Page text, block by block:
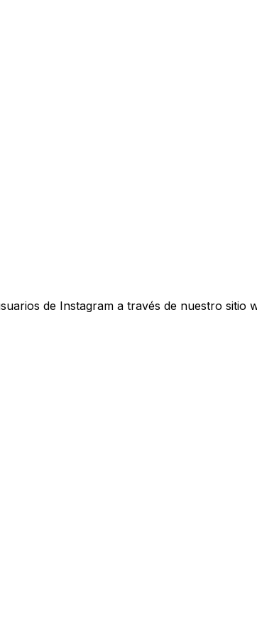
de Instagram a través de nuestro sitio